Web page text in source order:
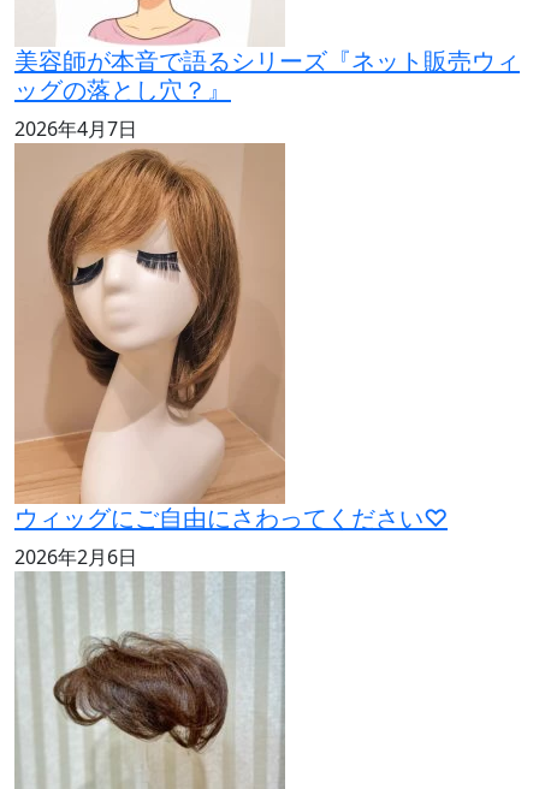
美容師が本音で語るシリーズ『ネット販売ウィ
ッグの落とし穴？』
2026年4月7日
ウィッグにご自由にさわってください♡
2026年2月6日